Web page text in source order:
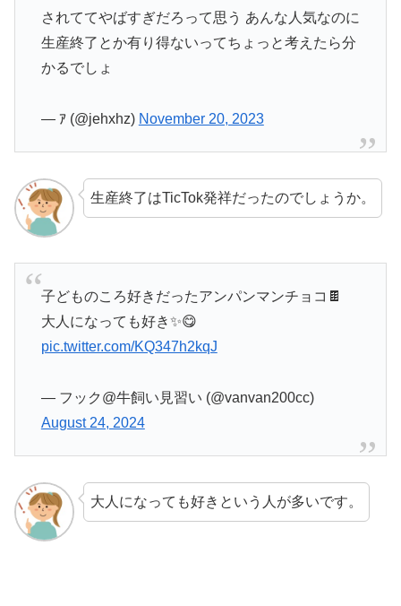
されててやばすぎだろって思う あんな人気なのに
生産終了とか有り得ないってちょっと考えたら分
かるでしょ
— ｱ (@jehxhz) November 20, 2023
生産終了はTicTok発祥だったのでしょうか。
子どものころ好きだったアンパンマンチョコ🍫
大人になっても好き✨😋
pic.twitter.com/KQ347h2kqJ
— フック@牛飼い見習い (@vanvan200cc)
August 24, 2024
大人になっても好きという人が多いです。